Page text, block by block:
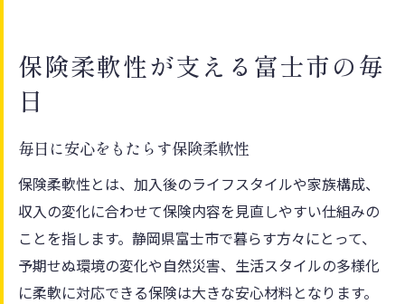
保険柔軟性が支える富士市の毎
日
毎日に安心をもたらす保険柔軟性
保険柔軟性とは、加入後のライフスタイルや家族構成、
収入の変化に合わせて保険内容を見直しやすい仕組みの
ことを指します。静岡県富士市で暮らす方々にとって、
予期せぬ環境の変化や自然災害、生活スタイルの多様化
に柔軟に対応できる保険は大きな安心材料となります。